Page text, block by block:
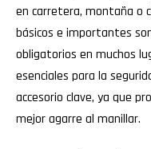
en carretera, montaña o
básicos e importantes
obligatorios en muchos
esenciales para la
accesorio clave, ya que
mejor agarre al manillar.